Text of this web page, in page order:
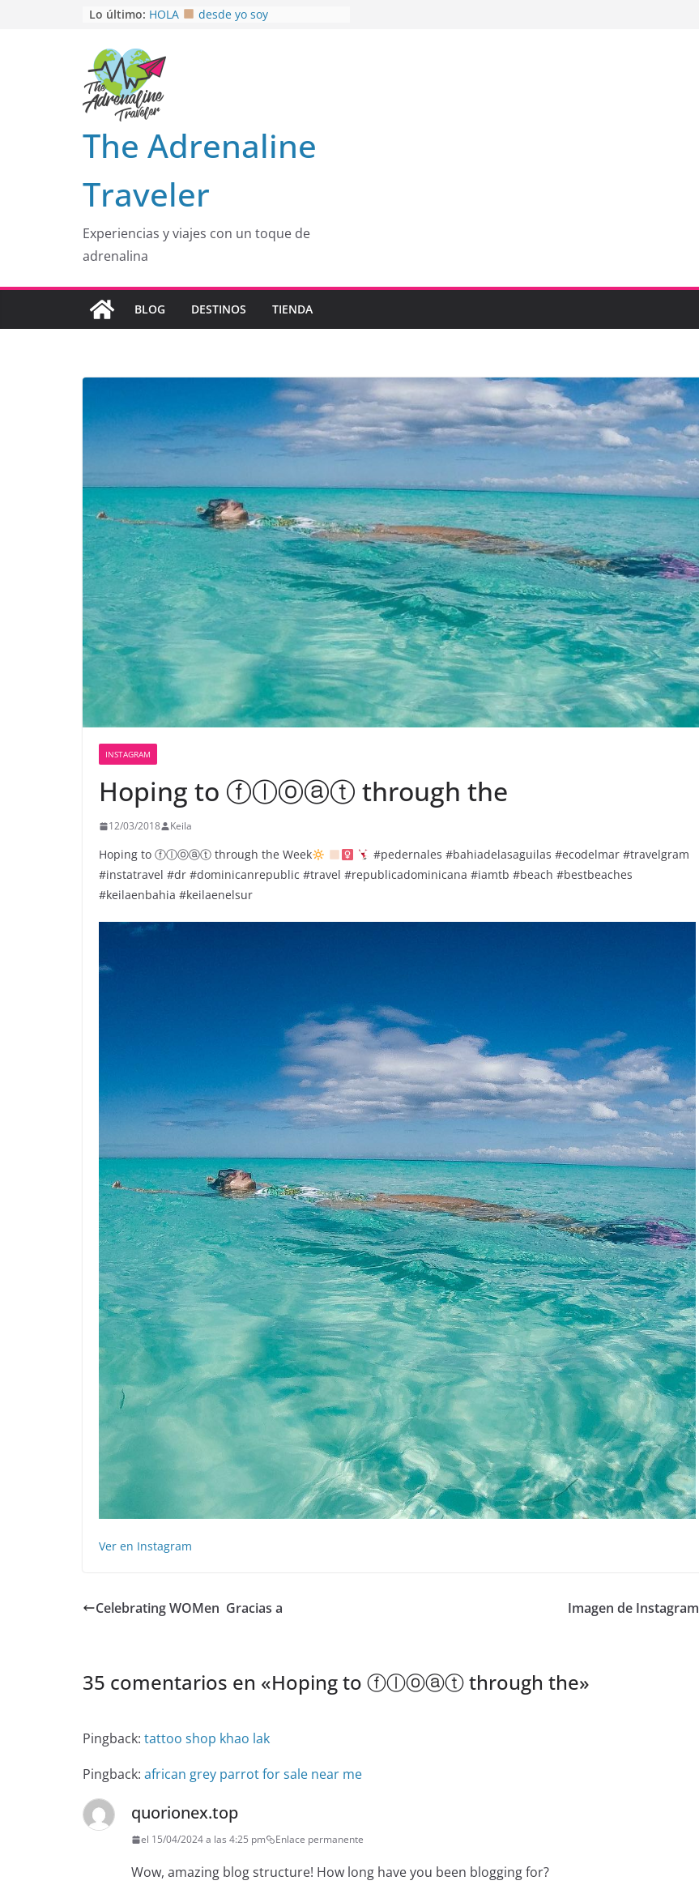
Lo último: HOLA
desde yo soy
EL SENDERO DEL CACAO: Excelente
opción
HOSPEDAJE AL NATURALSHH !!
En
MULITO!
The Adrenaline
Traveler
Experiencias y viajes con un toque de
adrenalina
BLOG DESTINOS TIENDA
INSTAGRAM
Hoping to ⓕⓛⓞⓐⓣ through the
12/03/2018 Keila
Hoping to ⓕⓛⓞⓐⓣ through the Week
#pedernales #bahiadelasaguilas #ecodelmar #travelgram
#instatravel #dr #dominicanrepublic #travel #republicadominicana #iamtb #beach #bestbeaches
#keilaenbahia #keilaenelsur
Ver en Instagram
Celebrating WOMen ️ Gracias a Imagen de Instagram
35 comentarios en «Hoping to ⓕⓛⓞⓐⓣ through the»
Pingback: tattoo shop khao lak
Pingback: african grey parrot for sale near me
quorionex.top
el 15/04/2024 a las 4:25 pm Enlace permanente
Wow, amazing blog structure! How long have you been blogging for?